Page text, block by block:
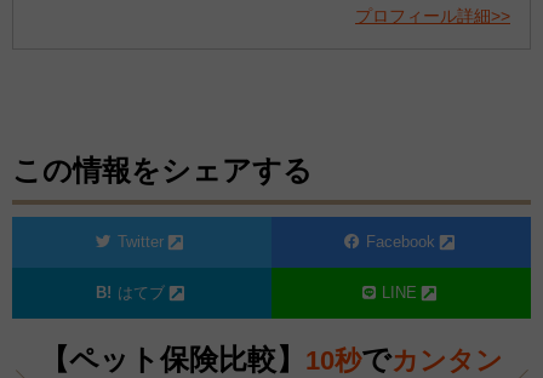
プロフィール詳細>>
この情報をシェアする
Twitter Facebook
はてブ LINE
【ペット保険比較】 10秒でカンタン